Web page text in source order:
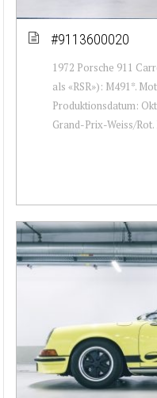
#9113600020
1972 Porsche 911
als «RSR»): M491*.
Produktionsdatum:
Grand-Prix-Weiss/Rot.